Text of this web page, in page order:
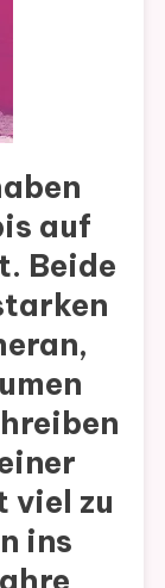
auf
Beide
viel zu
ins